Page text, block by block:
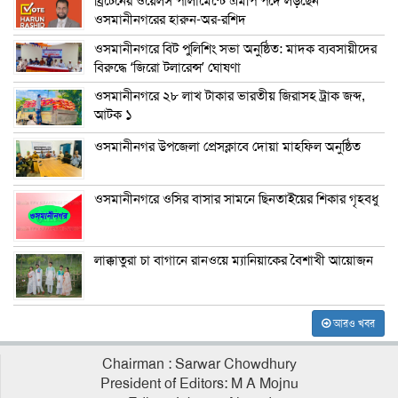
ওসমানীনগরের হারুন-অর-রশিদ
ওসমানীনগরে বিট পুলিশিং সভা অনুষ্ঠিত: মাদক ব্যবসায়ীদের
বিরুদ্ধে ‘জিরো টলারেন্স’ ঘোষণা
ওসমানীনগরে ২৮ লাখ টাকার ভারতীয় জিরাসহ ট্রাক জব্দ,
আটক ১
ওসমানীনগর উপজেলা প্রেসক্লাবে দোয়া মাহফিল অনুষ্ঠিত
ওসমানীনগরে ওসির বাসার সামনে ছিনতাইয়ের শিকার গৃহবধু
লাক্কাতুরা চা বাগানে রানওয়ে ম্যানিয়াকের বৈশাখী আয়োজন
আরও খবর
Chairman : Sarwar Chowdhury
President of Editors: M A Mojnu